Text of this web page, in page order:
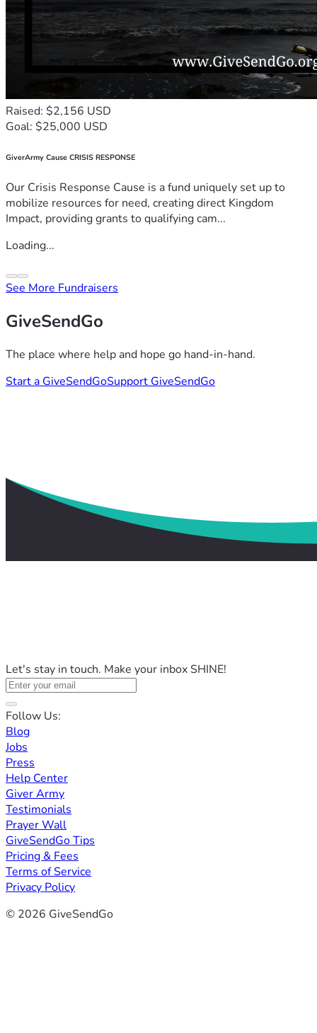
Raised: $2,156 USD
Goal: $25,000 USD
GiverArmy Cause CRISIS RESPONSE
Our Crisis Response Cause is a fund uniquely set up to
mobilize resources for need, creating direct Kingdom
Impact, providing grants to qualifying cam...
Loading...
See More Fundraisers
GiveSendGo
The place where help and hope go hand-in-hand.
Start a GiveSendGoSupport GiveSendGo
Let's stay in touch. Make your inbox SHINE!
Follow Us:
Blog
Jobs
Press
Help Center
Giver Army
Testimonials
Prayer Wall
GiveSendGo Tips
Pricing & Fees
Terms of Service
Privacy Policy
© 2026 GiveSendGo